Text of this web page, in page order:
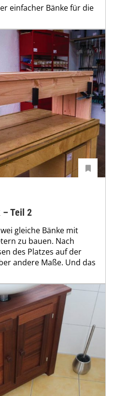
einfacher Bänke für die
– Teil 2
gleiche Bänke mit
zu bauen. Nach
des Platzes auf der
andere Maße. Und das